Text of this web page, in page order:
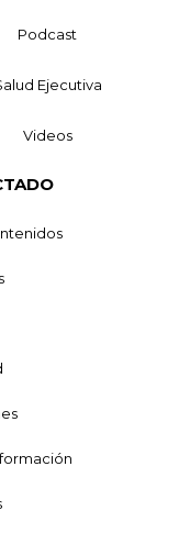
Podcast
Ejecutiva
Videos